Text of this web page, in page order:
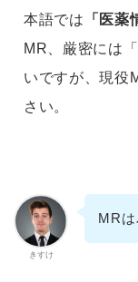
本語では
「医薬
MR、厳密には「
いですが、現役
さい。
きすけ
MRは